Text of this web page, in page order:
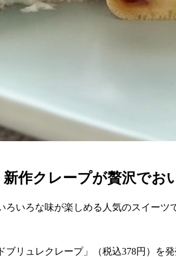
作クレープが贅沢でお
いろな味が楽しめる人気のスイー
リュレクレープ」（税込378円）を発